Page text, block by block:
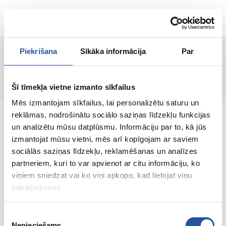
Piekrišana Sīkāka informācija Par
Šī tīmekļa vietne izmanto sīkfailus
Mēs izmantojam sīkfailus, lai personalizētu saturu un
reklāmas, nodrošinātu sociālo saziņas līdzekļu funkcijas
un analizētu mūsu datplūsmu. Informāciju par to, kā jūs
izmantojat mūsu vietni, mēs arī kopīgojam ar saviem
sociālās saziņas līdzekļu, reklamēšanas un analīzes
partneriem, kuri to var apvienot ar citu informāciju, ko
viņiem sniedzat vai ko viņi apkopo, kad lietojat viņu
pakalpojumus.
ET
Toodet ei leitud!
Veebipoodi soodsate hindade ja kvaliteetsete
toodetega, kus kliendi rahulolu on meie
peamine väärtus.
Koik sinu kodu ja aia jaoks!